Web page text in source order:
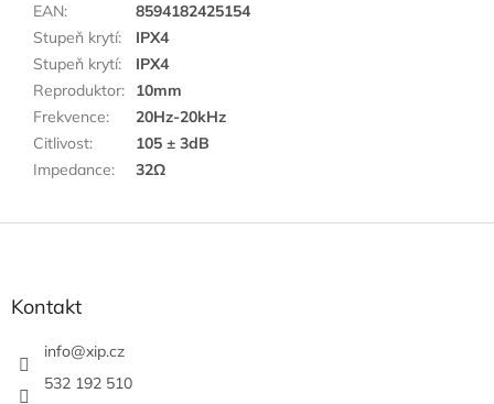
EAN:
8594182425154
Stupeň krytí:
IPX4
Stupeň krytí:
IPX4
Reproduktor:
10mm
Frekvence:
20Hz-20kHz
Citlivost:
105 ± 3dB
Impedance: 32Ω
Kontakt
info@xip.cz
532 192 510